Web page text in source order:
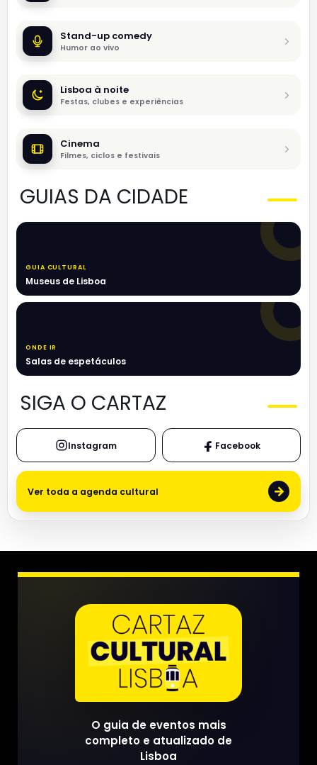
Stand-up comedy
Humor ao vivo
Lisboa à noite
Festas, clubes e experiências
Cinema
Filmes, ciclos e festivais
GUIAS DA CIDADE
GUIA CULTURAL
Museus de Lisboa
ONDE IR
Salas de espetáculos
SIGA O CARTAZ
Instagram Facebook
Ver toda a agenda cultural →
O guia de eventos mais
completo e atualizado de
Lisboa